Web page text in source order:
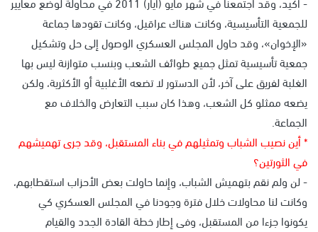
للجمعية التأسيسية، وكانت هناك عراقيل، وكانت تقودها جماعة
«الإخوان»، وقد حاول المجلس العسكري الوصول إلى حل وتشكيل
جمعية تأسيسية تمثل جميع طوائف الشعب وبنسب متوازنة ليس بها
الغلبة لفريق على آخر، لأن الدستور لا تضعه الأغلبية أو الأكثرية، ولكن
يضعه ممثلو كل الشعب، وهذا كان سبب التعارض والخلاف مع
الجماعة.
* أين نصيب الشباب وتمثيلهم في بناء المستقبل، وقد جرى تهميشهم
في الثورتين؟
- لن ولم نقم بتهميش الشباب، وإنما حاولت بعض الأحزاب استقطابهم،
وكانت لنا محاولات خلال فترة وجودنا في المجلس العسكري كي
يكونوا جزءا من المستقبل، وفى إطار خطة القادة الجدد والقيام